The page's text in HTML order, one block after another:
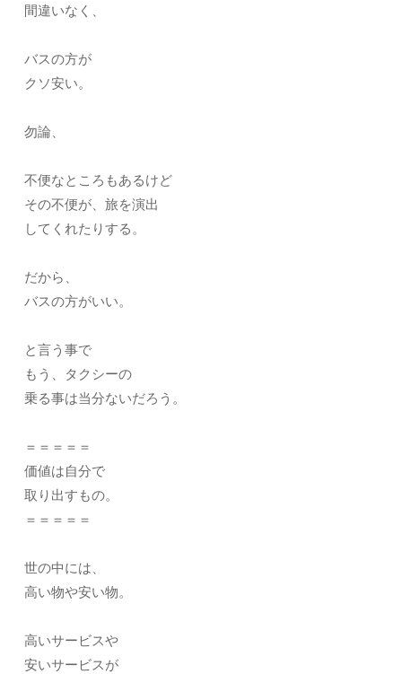
間違いなく、
バスの方が
クソ安い。
勿論、
不便なところもあるけど
その不便が、旅を演出
してくれたりする。
だから、
バスの方がいい。
と言う事で
もう、タクシーの
乗る事は当分ないだろう。
＝＝＝＝＝
価値は自分で
取り出すもの。
＝＝＝＝＝
世の中には、
高い物や安い物。
高いサービスや
安いサービスが